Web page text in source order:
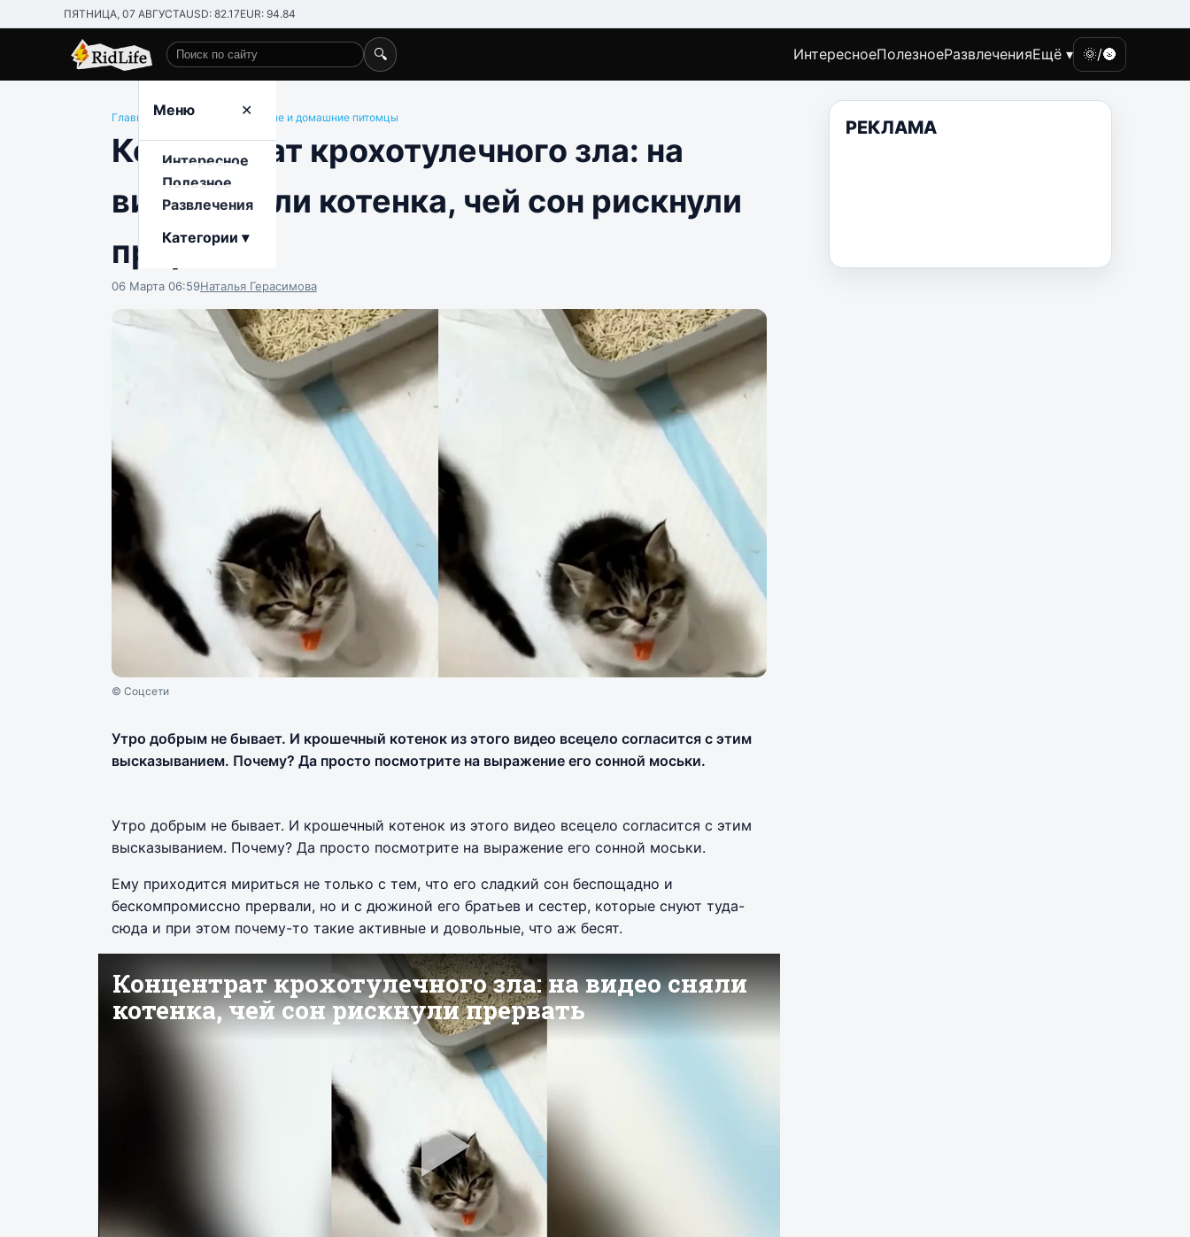
ПЯТНИЦА, 07 АВГУСТАUSD: 82.17EUR: 94.84
Поиск по сайту
🔍 ИнтересноеПолезноеРазвлеченияЕщё ▾ 🌞/🌚
Меню ✕
Интересное
Полезное
Развлечения
Категории ▾
Главная/Развлечения Животные и домашние питомцы
Концентрат крохотулечного зла: на
видео сняли котенка, чей сон рискнули
прервать
06 Марта 06:59Наталья Герасимова
© Соцсети
Утро добрым не бывает. И крошечный котенок из этого видео всецело согласится с этим
высказыванием. Почему? Да просто посмотрите на выражение его сонной моськи.
Утро добрым не бывает. И крошечный котенок из этого видео всецело согласится с этим
высказыванием. Почему? Да просто посмотрите на выражение его сонной моськи.
Ему приходится мириться не только с тем, что его сладкий сон беспощадно и
бескомпромиссно прервали, но и с дюжиной его братьев и сестер, которые снуют туда-
сюда и при этом почему-то такие активные и довольные, что аж бесят.
РЕКЛАМА